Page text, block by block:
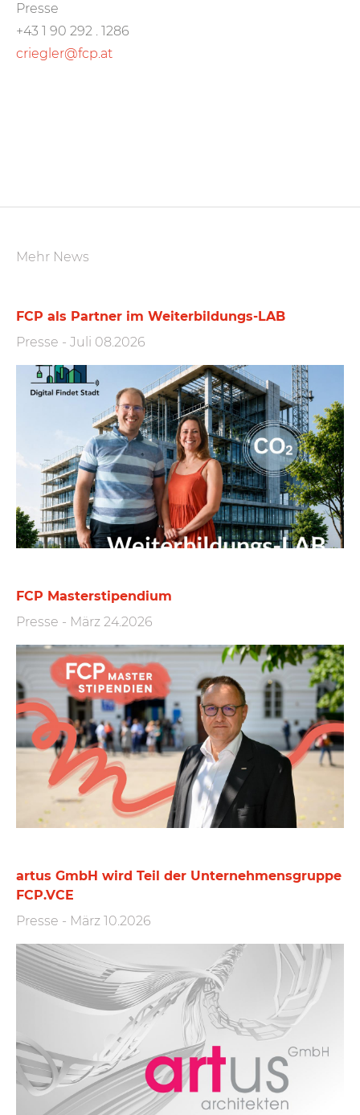
Presse
+43 1 90 292 . 1286
criegler@fcp.at
Mehr News
FCP als Partner im Weiterbildungs-LAB
Presse - Juli 08.2026
FCP Masterstipendium
Presse - März 24.2026
artus GmbH wird Teil der Unternehmensgruppe
FCP.VCE
Presse - März 10.2026